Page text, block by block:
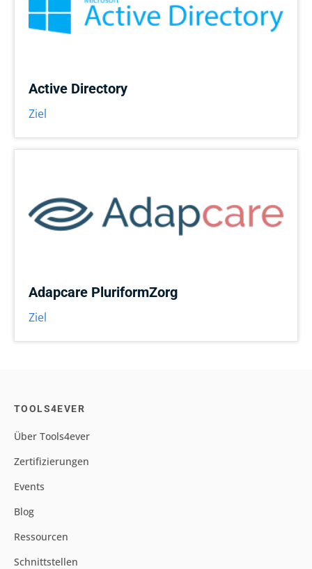
Active Directory
Ziel
Adapcare PluriformZorg
Ziel
TOOLS4EVER
Über Tools4ever
Zertifizierungen
Events
Blog
Ressourcen
Schnittstellen